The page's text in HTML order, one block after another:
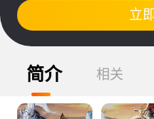
立
简介 相关